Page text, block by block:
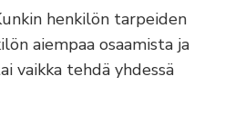
henkilön tarpeiden
aiempaa osaamista ja
vaikka tehdä yhdessä